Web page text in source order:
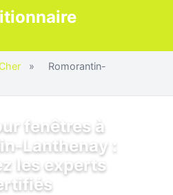
»
Romorantin-
fenêtres à
Lanthenay :
les experts